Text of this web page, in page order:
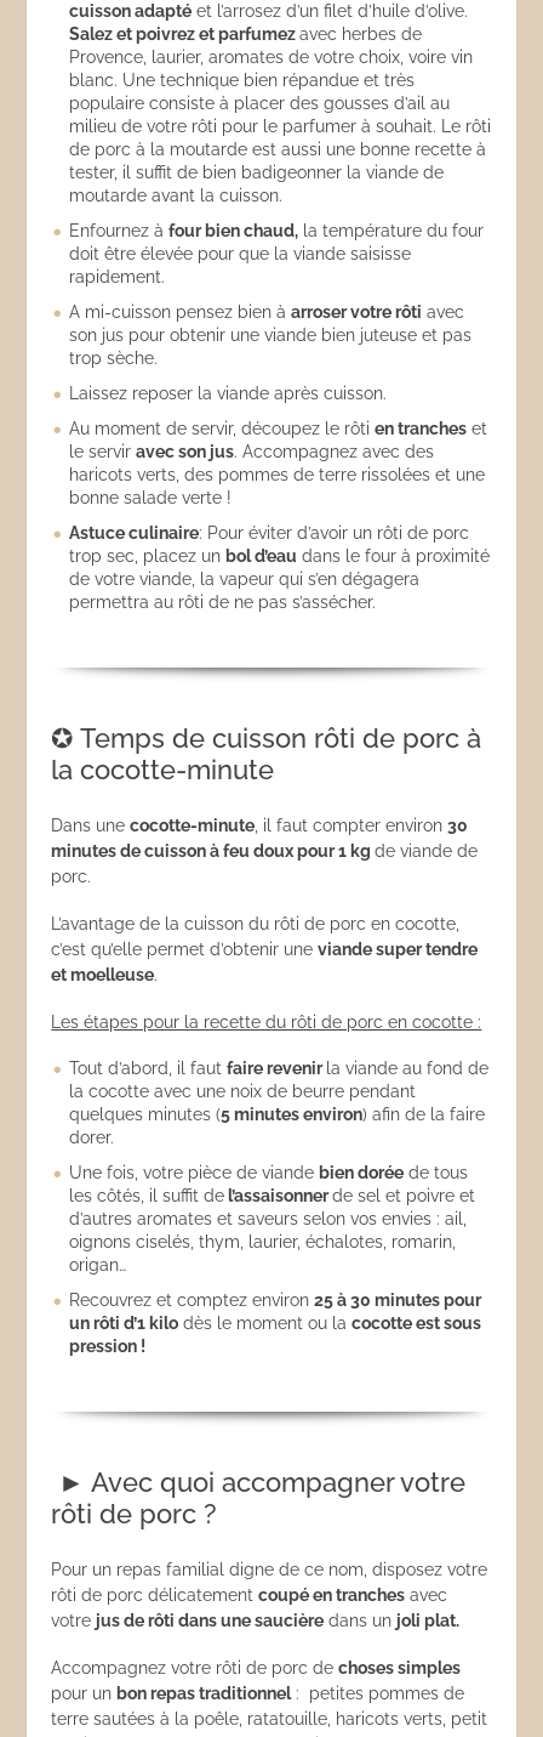
cuisson adapté et l’arrosez d’un filet d’huile d’olive.
Salez et poivrez et parfumezavec herbes de
Provence, laurier, aromates de votre choix, voire vin
blanc. Une technique bien répandue et très
populaire consiste à placer des gousses d’ail au
milieu de votre rôti pour le parfumer à souhait. Le rôti
de porc à la moutarde est aussi une bonne recette à
tester, il suffit de bien badigeonner la viande de
moutarde avant la cuisson.
Enfournez àfour bien chaud, la température du four
doit être élevée pour que la viande saisisse
rapidement.
A mi-cuisson pensez bien àarroser votre rôti avec
son jus pour obtenir une viande bien juteuse et pas
trop sèche.
Laissez reposer la viande après cuisson.
Au moment de servir, découpez le rôtien tranches et
le serviravec son jus. Accompagnez avec des
haricots verts, des pommes de terre rissolées et une
bonne salade verte !
Astuce culinaire: Pour éviter d’avoir un rôti de porc
trop sec, placez un bol d’eau dans le four à proximité
de votre viande, la vapeur qui s’en dégagera
permettra au rôti de ne pas s’assécher.
✪ Temps de cuisson rôti de porc à
la cocotte-minute
Dans unecocotte-minute, il faut compter environ30
minutes de cuisson à feu doux pour 1 kgde viande de
porc.
L’avantage de la cuisson du rôti de porc en cocotte,
c’est qu’elle permet d’obtenir uneviande super tendre
et moelleuse.
Les étapes pour la recette du rôti de porc en cocotte :
Tout d’abord, il fautfaire revenirla viande au fond de
la cocotte avec une noix de beurre pendant
quelques minutes (5 minutes environ) afin de la faire
dorer.
Une fois, votre pièce de viande bien dorée de tous
les côtés, il suffit del’assaisonnerde sel et poivre et
d’autres aromates et saveurs selon vos envies : ail,
oignons ciselés, thym, laurier, échalotes, romarin,
origan…
Recouvrez et comptez environ25 à 30 minutes pour
un rôti d’1 kilo dès le moment ou lacocotte est sous
pression !
► Avec quoi accompagner votre
rôti de porc ?
Pour un repas familial digne de ce nom, disposez votre
rôti de porc délicatementcoupé en tranches avec
votre jus de rôti dans une saucière dans un joli plat.
Accompagnez votre rôti de porc dechoses simples
pour un bon repas traditionnel: petites pommes de
terre sautées à la poêle, ratatouille, haricots verts, petit